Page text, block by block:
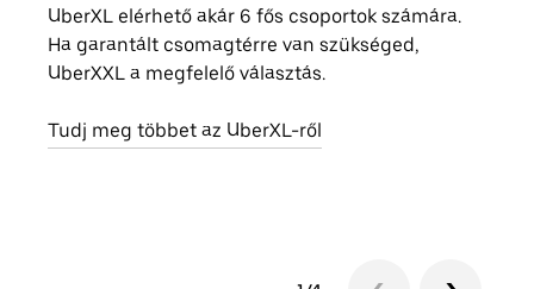
UberXL elérhető akár 6 fős csoportok számára.
Ha garantált csomagtérre van szükséged,
UberXXL a megfelelő választás.
Tudj meg többet az UberXL-ről